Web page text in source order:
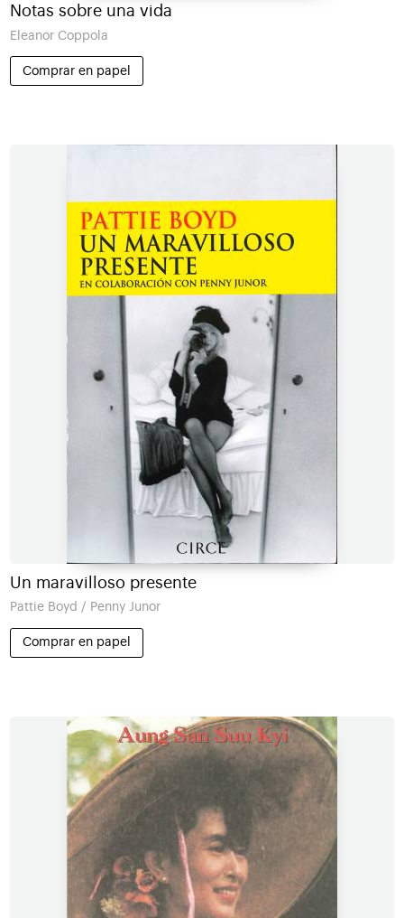
Notas sobre una vida
Eleanor Coppola
Comprar en papel
Un maravilloso presente
Pattie Boyd / Penny Junor
Comprar en papel